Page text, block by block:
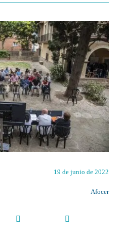
19 de junio de 2022
Afocer